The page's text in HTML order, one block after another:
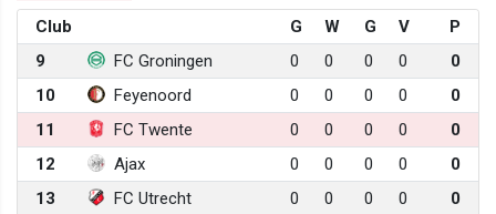
Club G W G V
P
9
FC Groningen 0 0 0 0
0
10
Feyenoord 0 0 0 0
0
11
FC Twente 0 0 0 0
0
12
Ajax 0 0 0 0
0
13
FC Utrecht 0 0 0 0 0